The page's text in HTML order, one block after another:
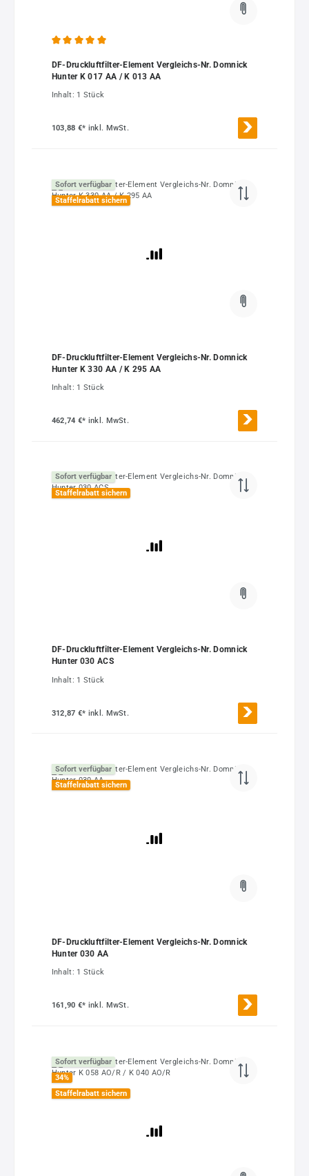
DF-Druckluftfilter-Element Vergleichs-Nr. Domnick
Hunter K 017 AA / K 013 AA
Inhalt: 1 Stück
103,88 €* inkl. MwSt.
Sofort verfügbar
Staffelrabatt sichern
DF-Druckluftfilter-Element Vergleichs-Nr. Domnick
Hunter K 330 AA / K 295 AA
Inhalt: 1 Stück
462,74 €* inkl. MwSt.
Sofort verfügbar
Staffelrabatt sichern
DF-Druckluftfilter-Element Vergleichs-Nr. Domnick
Hunter 030 ACS
Inhalt: 1 Stück
312,87 €* inkl. MwSt.
Sofort verfügbar
Staffelrabatt sichern
DF-Druckluftfilter-Element Vergleichs-Nr. Domnick
Hunter 030 AA
Inhalt: 1 Stück
161,90 €* inkl. MwSt.
Sofort verfügbar
34%
Staffelrabatt sichern